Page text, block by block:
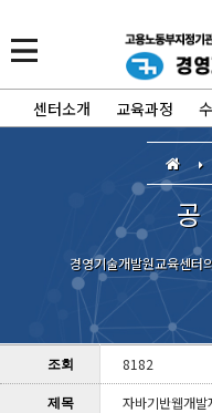
센터소개 교육과정
경영기술개발원교육센터
조회 8182
제목 자바기반웹개